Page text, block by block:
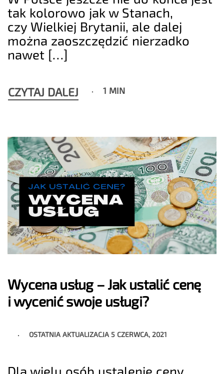
tak kolorowo jak w Stanach,
czy Wielkiej Brytanii, ale dalej
można zaoszczędzić nierzadko
nawet […]
CZYTAJ DALEJ 1 MIN
Wycena usług – Jak ustalić cenę
i wycenić swoje usługi?
OSTATNIA AKTUALIZACJA 5 CZERWCA, 2021
Dla wielu osób ustalenie ceny